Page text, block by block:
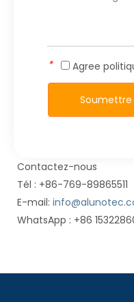
* Agree
Soumettre
Contactez-nous
Tél : +86-769-89865511
E-mail:
WhatsApp : +86